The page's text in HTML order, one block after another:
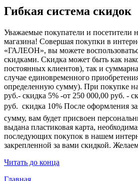
Гибкая система скидок
Уважаемые покупатели и посетители
магазина! Совершая покупки в
«ГАЛЕОН», вы можете
скидками. Скидка может быть как
постоянных клиентов), так и
случае единовременного
определенную сумму). При покупке
руб.- скидка 5% -от 250 000,00 руб. -
руб.  скидка 10% После оформления
сумму, вам будет присвоен
выдана пластиковая карта,
последующих покупок в нашем
закрепленной за вами скидкой.
Читать до конца